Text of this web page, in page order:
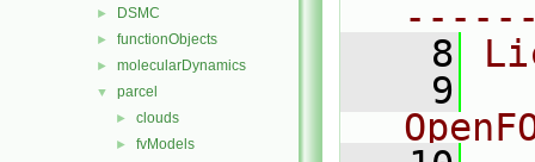
► DSMC
► functionObjects
► molecularDynamics
▼ parcel
► clouds
► fvModels
    8
    9